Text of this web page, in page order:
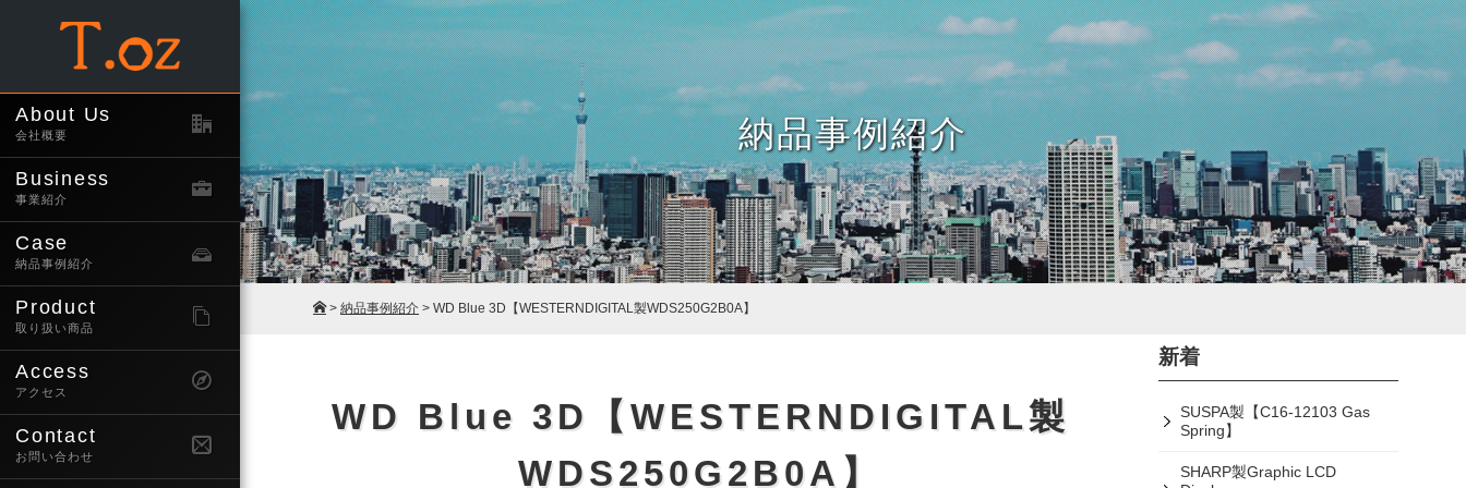
About Us
会社概要
Business
事業紹介
Case
納品事例紹介
Product
取り扱い商品
Access
アクセス
Contact
お問い合わせ
納品事例紹介
> 納品事例紹介 > WD Blue 3D【WESTERNDIGITAL製WDS250G2B0A】
WD Blue 3D【WESTERNDIGITAL製
WDS250G2B0A】
新着
SUSPA製【C16-12103 Gas
Spring】
SHARP製Graphic LCD